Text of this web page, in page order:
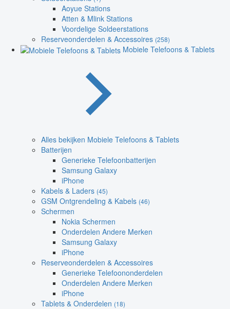
Aoyue Stations
Atten & Mlink Stations
Voordelige Soldeerstations
Reserveonderdelen & Accessoires (258)
Mobiele Telefoons & Tablets
Alles bekijken Mobiele Telefoons & Tablets
Batterijen
Generieke Telefoonbatterijen
Samsung Galaxy
iPhone
Kabels & Laders (45)
GSM Ontgrendeling & Kabels (46)
Schermen
Nokia Schermen
Onderdelen Andere Merken
Samsung Galaxy
iPhone
Reserveonderdelen & Accessoires
Generieke Telefoononderdelen
Onderdelen Andere Merken
iPhone
Tablets & Onderdelen (18)